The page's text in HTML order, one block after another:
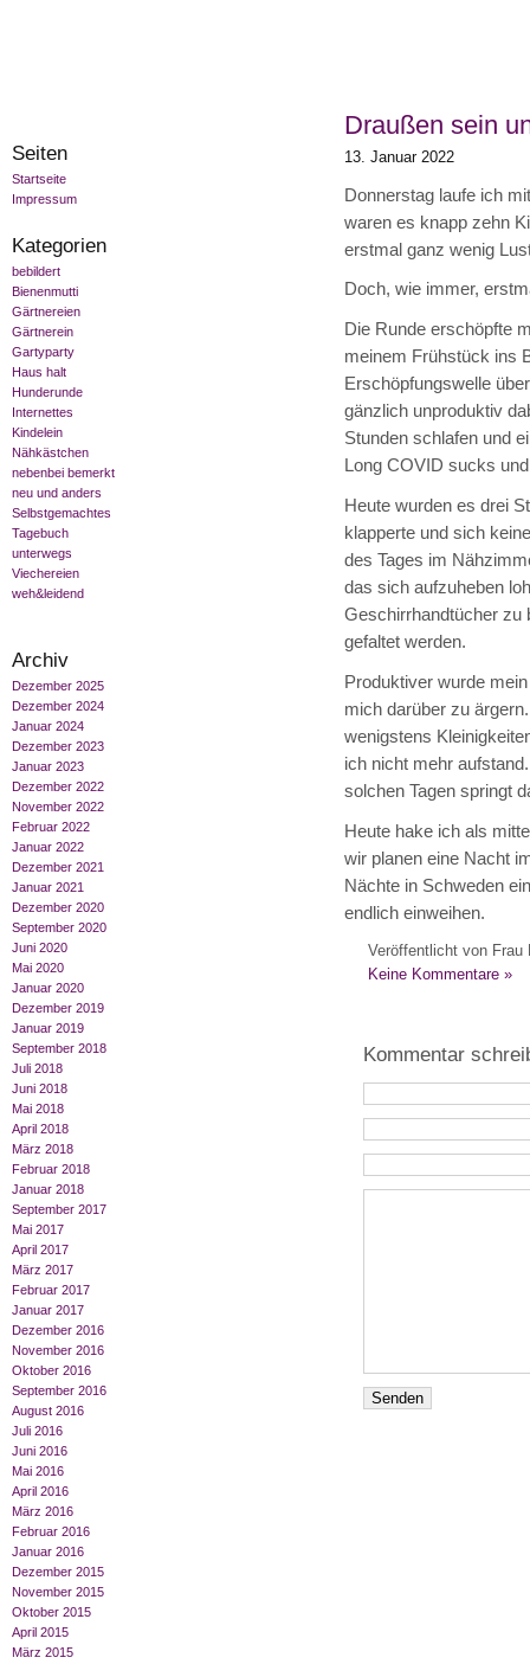
Seiten
Startseite
Impressum
Kategorien
bebildert
Bienenmutti
Gärtnereien
Gärtnerein
Gartyparty
Haus halt
Hunderunde
Internettes
Kindelein
Nähkästchen
nebenbei bemerkt
neu und anders
Selbstgemachtes
Tagebuch
unterwegs
Viechereien
weh&leidend
Archiv
Dezember 2025
Dezember 2024
Januar 2024
Dezember 2023
Januar 2023
Dezember 2022
November 2022
Februar 2022
Januar 2022
Dezember 2021
Januar 2021
Dezember 2020
September 2020
Juni 2020
Mai 2020
Januar 2020
Dezember 2019
Januar 2019
September 2018
Juli 2018
Juni 2018
Mai 2018
April 2018
März 2018
Februar 2018
Januar 2018
September 2017
Mai 2017
April 2017
März 2017
Februar 2017
Januar 2017
Dezember 2016
November 2016
Oktober 2016
September 2016
August 2016
Juli 2016
Juni 2016
Mai 2016
April 2016
März 2016
Februar 2016
Januar 2016
Dezember 2015
November 2015
Oktober 2015
April 2015
März 2015
Draußen sein
13. Januar 2022
Donnerstag laufe ich
waren es knapp zehn
erstmal ganz wenig
Doch, wie immer,
Die Runde erschöpfte
meinem Frühstück ins
Erschöpfungswelle
gänzlich unproduktiv
Stunden schlafen und
Long COVID sucks
Heute wurden es drei
klapperte und sich
des Tages im
das sich aufzuheben
Geschirrhandtücher zu
gefaltet werden.
Produktiver wurde
mich darüber zu
wenigstens
ich nicht mehr
solchen Tagen springt
Heute hake ich als
wir planen eine Nacht
Nächte in Schweden
endlich einweihen.
Veröffentlicht von Frau
Keine Kommentare »
Kommentar